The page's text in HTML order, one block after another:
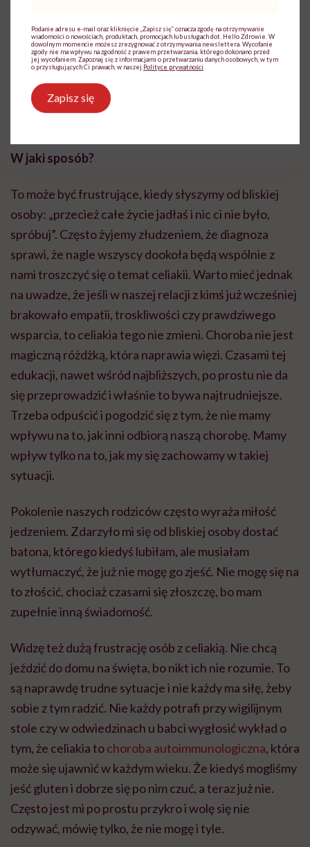
Agnieszka Gabryś prowadzi profil na Instagramie @po_klosie, na którym dzieli
się wrażeniami z podróży z perspektywy osoby z celiakią / Zdjęcie: Archiwum
W jaki sposób?
To może być frustrujące, kiedy słyszymy od bliskiej
osoby: „przecież całe życie jadłaś i nic ci nie było,
spróbuj”. Często żyjemy złudzeniem, że diagnoza
sprawi, że nagle wszyscy dookoła będą wspólnie z
nami troszczyć się o temat celiakii. Warto mieć jednak
na uwadze, że jeśli w naszej relacji z kimś już wcześniej
brakowało empatii, troskliwości czy prawdziwego
wsparcia, to celiakia tego nie zmieni. Choroba nie jest
magiczną różdżką, która naprawia więzi. Czasami tej
edukacji, nawet wśród najbliższych, po prostu nie da
się przeprowadzić i właśnie to bywa najtrudniejsze.
Trzeba odpuścić i pogodzić się z tym, że nie mamy
wpływu na to, jak inni odbiorą naszą chorobę. Mamy
wpływ tylko na to, jak my się zachowamy w takiej
sytuacji.
Pokolenie naszych rodziców często wyraża miłość
jedzeniem. Zdarzyło mi się od bliskiej osoby dostać
batona, którego kiedyś lubiłam, ale musiałam
wytłumaczyć, że już nie mogę go zjeść. Nie mogę się na
to złościć, chociaż czasami się złoszczę, bo mam
zupełnie inną świadomość.
Widzę też dużą frustrację osób z celiakią. Nie chcą
jeździć do domu na święta, bo nikt ich nie rozumie. To
są naprawdę trudne sytuacje i nie każdy ma siłę, żeby
sobie z tym radzić. Nie każdy potrafi przy wigilijnym
stole czy w odwiedzinach u babci wygłosić wykład o
tym, że celiakia tochoroba autoimmunologiczna, która
może się ujawnić w każdym wieku. Że kiedyś mogliśmy
jeść gluten i dobrze się po nim czuć, a teraz już nie.
Często jest mi po prostu przykro i wolę się nie
odzywać, mówię tylko, że nie mogę i tyle.
Podanie adresu e-mail oraz kliknięcie „Zapisz się” oznacza zgodę na otrzymywanie
wiadomości o nowościach, produktach, promocjach lub usługach dot. Hello Zdrowie. W
dowolnym momencie możesz zrezygnować z otrzymywania newslettera. Wycofanie
zgody nie ma wpływu na zgodność z prawem przetwarzania, którego dokonano przed
jej wycofaniem. Zapoznaj się z informacjami o przetwarzaniu danych osobowych, w tym
o przysługujących Ci prawach, w naszej Polityce prywatności
Zapisz się